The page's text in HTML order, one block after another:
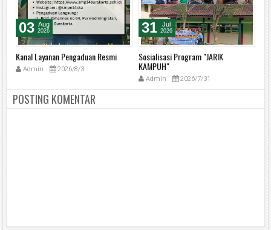
03 Aug
2026
Kanal Layanan Pengaduan Resmi
Admin 2026/8/3
31 Jul
2026
Sosialisasi Program "JARIK
KAMPUH"
Admin 2026/7/31
POSTING KOMENTAR